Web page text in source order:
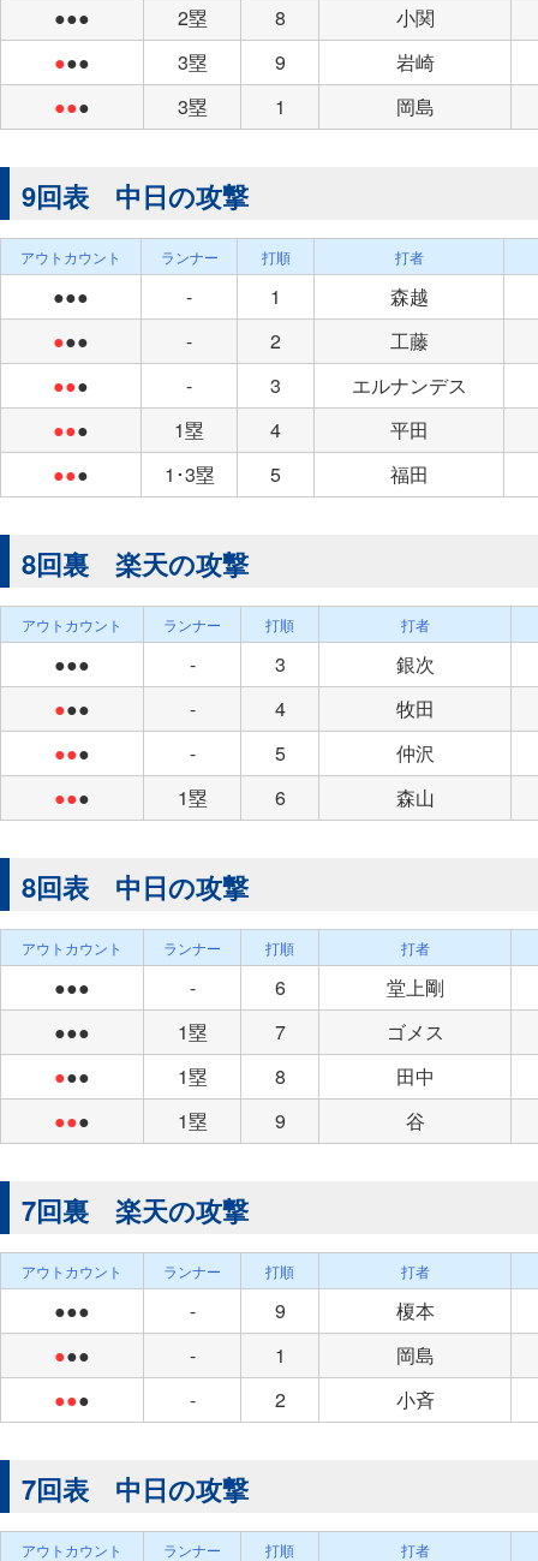
●●●
2塁 8
小関
●●● 3塁 9
岩崎
●●● 3塁 1 岡島
9回表 中日の攻撃
アウトカウント ランナー 打順 打者
●●● - 1
森越
●●● - 2
工藤
●●● - 3
エルナンデス
●●● 1塁 4
平田
●●● 1･3塁 5 福田
8回裏 楽天の攻撃
アウトカウント ランナー 打順 打者
●●● - 3
銀次
●●● - 4
牧田
●●● - 5
仲沢
●●● 1塁 6 森山
8回表 中日の攻撃
アウトカウント ランナー 打順 打者
●●● - 6
堂上剛
●●●
1塁 7
ゴメス
●●● 1塁 8
田中
●●● 1塁 9 谷
7回裏 楽天の攻撃
アウトカウント ランナー 打順 打者
●●● - 9
榎本
●●● - 1
岡島
●●● - 2 小斉
7回表 中日の攻撃
アウトカウント ランナー 打順 打者